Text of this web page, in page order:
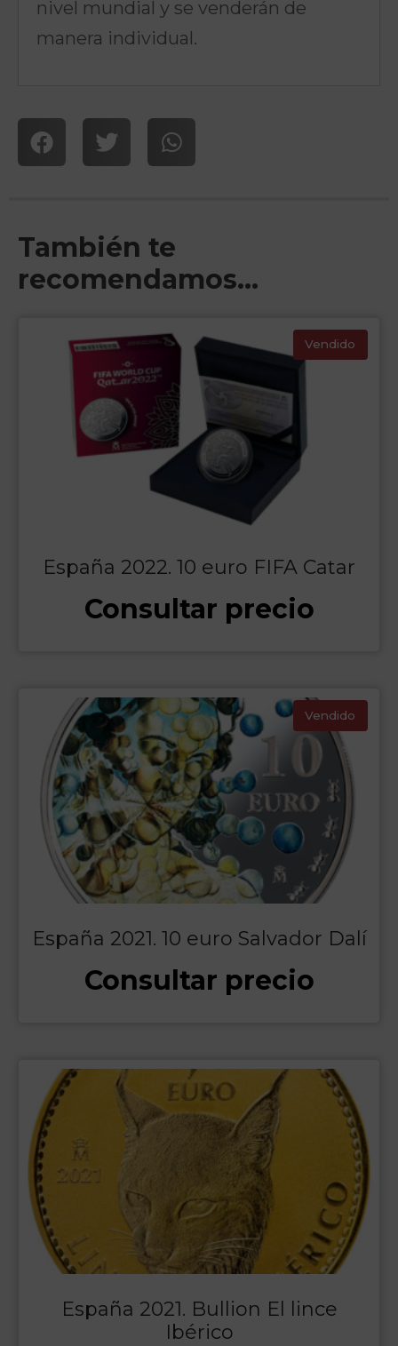
nivel mundial y se venderán de
manera individual.
También te
recomendamos…
Vendido
España 2022. 10 euro FIFA Catar
Consultar precio
Vendido
España 2021. 10 euro Salvador Dalí
Consultar precio
España 2021. Bullion El lince
Ibérico